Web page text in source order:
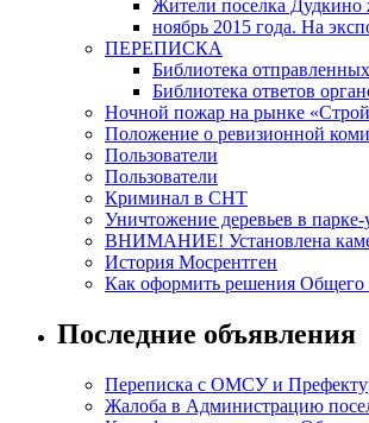
Жители поселка Дудкино
ноябрь 2015 года. На
ПЕРЕПИСКА
Библиотека
Библиотека ответов
Ночной пожар на рынке
Положение о ревизионной
Пользователи
Пользователи
Криминал в СНТ
Уничтожение деревьев в
ВНИМАНИЕ! Установлена
История Мосрентген
Как оформить решения Общего
Последние объявления
Переписка с ОМСУ и
Жалоба в Администрацию